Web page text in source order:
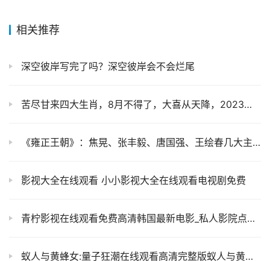
相关推荐
深空彼岸写完了吗？深空彼岸会不会烂尾
苦尽甘来四大生肖，8月不得了，大喜从天降，2023年买车又买房
《雍正王朝》：焦晃、张丰毅、唐国强、王绘春几大主演的幕后故事
影视大全在线观看 小小影视大全在线观看电视剧免费
青柠影视在线观看免费高清韩国最新电影_私人影院点赞收藏
蚁人与黄蜂女:量子狂潮在线观看高清完整版蚁人与黄蜂女:量子狂潮彩蛋解析